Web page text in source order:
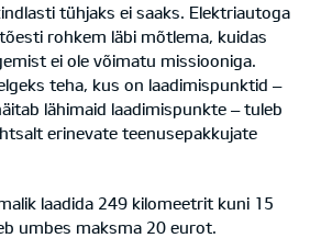
tühjaks ei saaks. Elektriautoga
rohkem läbi mõtlema, kuidas
ei ole võimatu missiooniga.
teha, kus on laadimispunktid –
lähimaid laadimispunkte – tuleb
erinevate teenusepakkujate
laadida 249 kilomeetrit kuni 15
umbes maksma 20 eurot.